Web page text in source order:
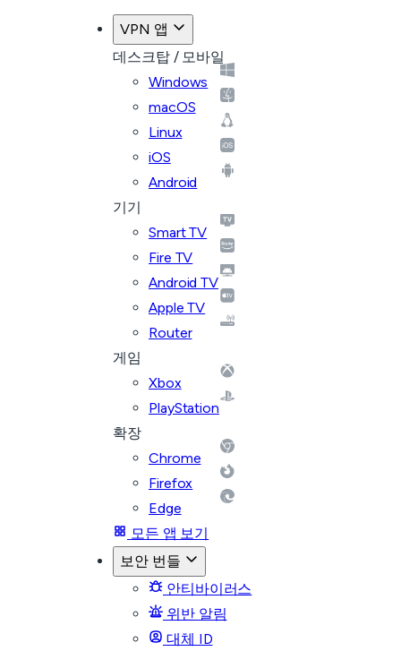
VPN 앱
데스크탑 / 모바일
Windows
macOS
Linux
iOS
Android
기기
Smart TV
Fire TV
Android TV
Apple TV
Router
게임
Xbox
PlayStation
확장
Chrome
Firefox
Edge
모든 앱 보기
보안 번들
안티바이러스
위반 알림
대체 ID